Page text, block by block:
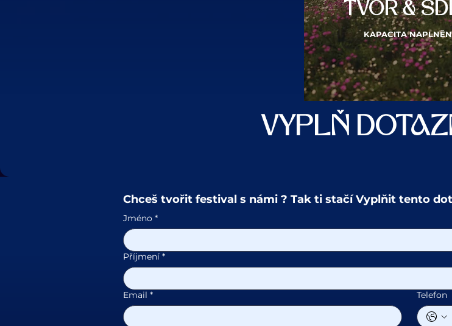
TVOŘ &
KAPACITA
VYPLŇ
Chceš tvořit festival s námi ? Tak ti stačí Vyplňit tento
Jméno *
Příjmení *
Email * Telefon